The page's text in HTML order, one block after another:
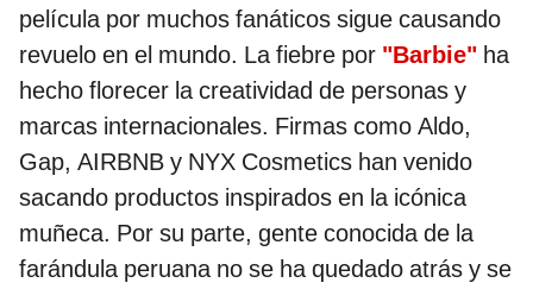
película por muchos fanáticos sigue causando
revuelo en el mundo. La fiebre por "Barbie" ha
hecho florecer la creatividad de personas y
marcas internacionales. Firmas como Aldo,
Gap, AIRBNB y NYX Cosmetics han venido
sacando productos inspirados en la icónica
muñeca. Por su parte, gente conocida de la
farándula peruana no se ha quedado atrás y se